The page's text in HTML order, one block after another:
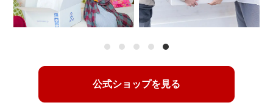
1 2 3 4
公式ショップを見る